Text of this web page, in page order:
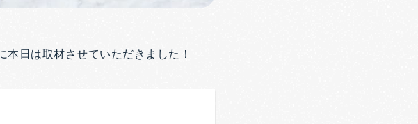
日は取材させていただきました！